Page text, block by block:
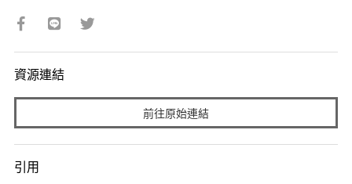
資源連結
前往原始連結
引用